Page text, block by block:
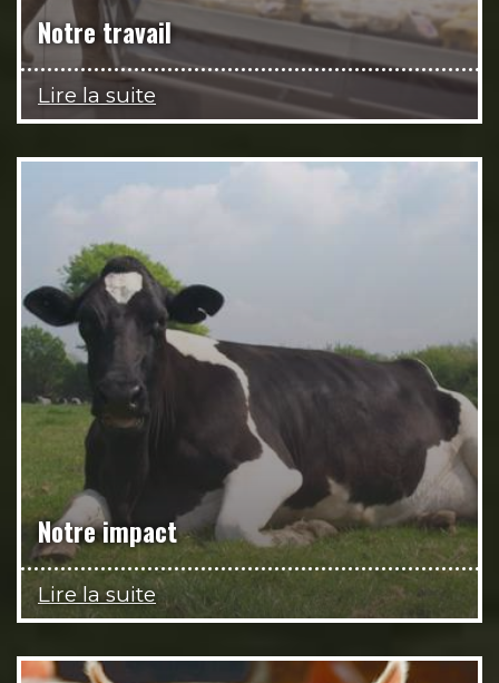
Notre travail
Lire la suite
Notre impact
Lire la suite